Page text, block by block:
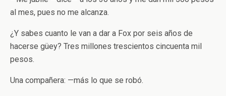
al mes, pues no me alcanza.
¿Y sabes cuanto le van a dar a Fox por seis años de
hacerse güey? Tres millones trescientos cincuenta mil
pesos.
Una compañera: —más lo que se robó.